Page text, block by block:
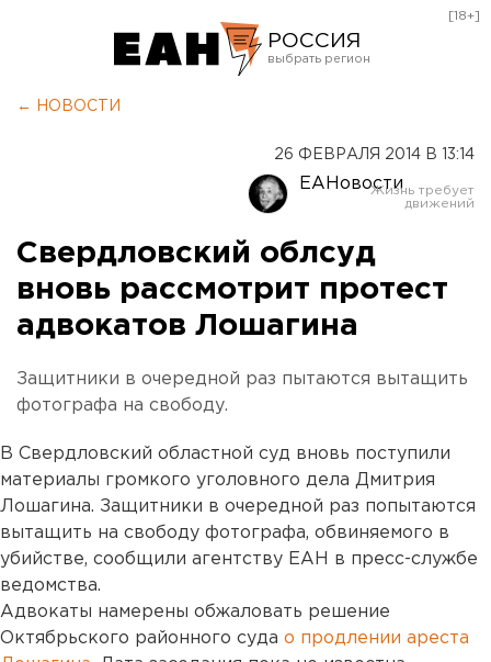
РОССИЯ
Оренбург
[18+]
← НОВОСТИ
26 ФЕВРАЛЯ 2014 В 13:14
ЕАНовости
Свердловский облсуд
вновь рассмотрит протест
адвокатов Лошагина
Защитники в очередной раз пытаются вытащить
фотографа на свободу.
В Свердловский областной суд вновь поступили
материалы громкого уголовного дела Дмитрия
Лошагина. Защитники в очередной раз попытаются
вытащить на свободу фотографа, обвиняемого в
убийстве, сообщили агентству ЕАН в пресс-службе
ведомства.
Адвокаты намерены обжаловать решение
Октябрьского районного суда о продлении ареста